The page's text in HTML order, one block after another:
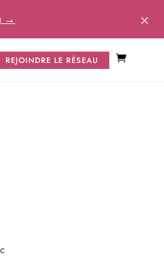
→ ×
REJOINDRE LE RÉSEAU